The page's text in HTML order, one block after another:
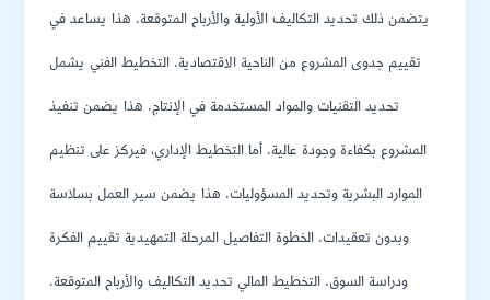
يتضمن ذلك تحديد التكاليف الأولية والأرباح المتوقعة. هذا يساعد في
تقييم جدوى المشروع من الناحية الاقتصادية. التخطيط الفني يشمل
تحديد التقنيات والمواد المستخدمة في الإنتاج. هذا يضمن تنفيذ
المشروع بكفاءة وجودة عالية. أما التخطيط الإداري، فيركز على تنظيم
الموارد البشرية وتحديد المسؤوليات. هذا يضمن سير العمل بسلاسة
وبدون تعقيدات. الخطوة التفاصيل المرحلة التمهيدية تقييم الفكرة
ودراسة السوق. التخطيط المالي تحديد التكاليف والأرباح المتوقعة.